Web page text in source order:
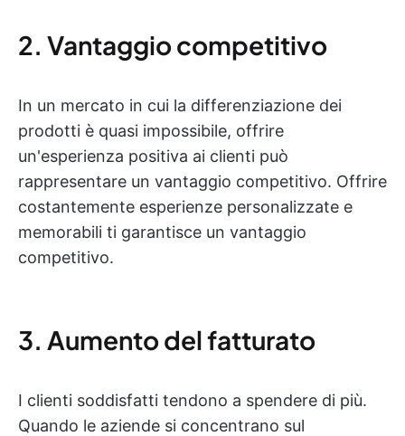
2. Vantaggio competitivo
In un mercato in cui la differenziazione dei
prodotti è quasi impossibile, offrire
un'esperienza positiva ai clienti può
rappresentare un vantaggio competitivo. Offrire
costantemente esperienze personalizzate e
memorabili ti garantisce un vantaggio
competitivo.
3. Aumento del fatturato
I clienti soddisfatti tendono a spendere di più.
Quando le aziende si concentrano sul